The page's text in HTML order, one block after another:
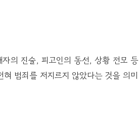
의 진술, 피고인의 동선, 상황 전모 등
범죄를 저지르지 않았다는 것을 의미